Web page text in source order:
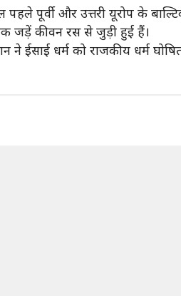
पूर्वी और उत्तरी यूरोप के
जड़ें कीवन रस से जुड़ी हुई हैं।
ने ईसाई धर्म को राजकीय धर्म